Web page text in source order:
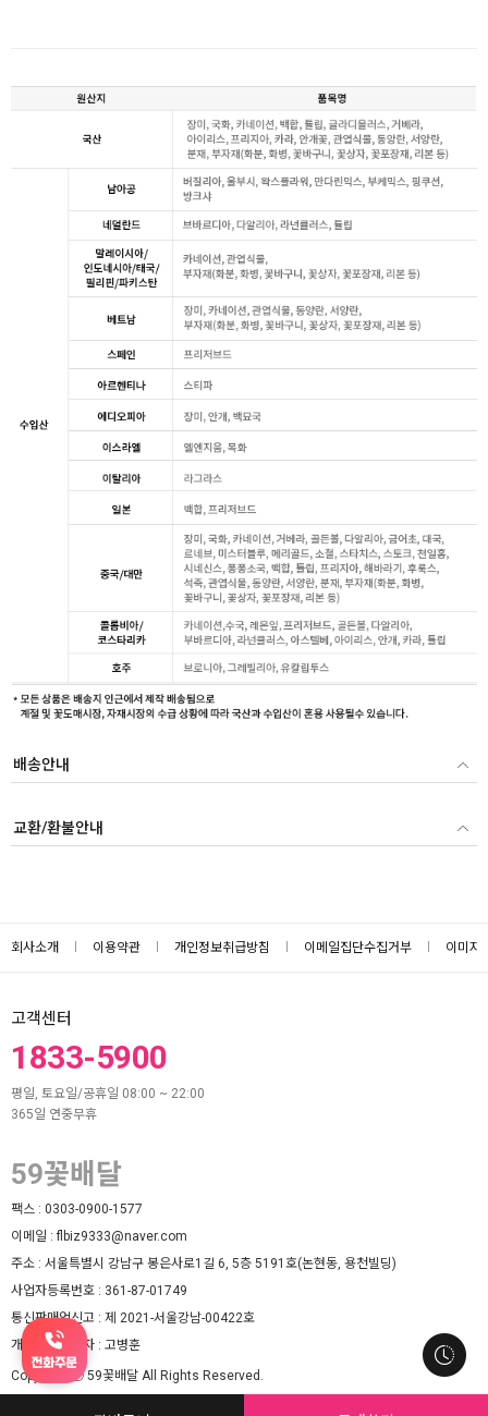
배송안내
교환/환불안내
회사소개 이용약관 개인정보취급방침 이메일집단수집거부 이미지
고객센터
1833-5900
평일, 토요일/공휴일 08:00 ~ 22:00
365일 연중무휴
59꽃배달
팩스 : 0303-0900-1577
이메일 :flbiz9333@naver.com
주소 : 서울특별시 강남구 봉은사로1길 6, 5층 5191호(논현동, 용천빌딩)
사업자등록번호 : 361-87-01749
통신판매업신고 : 제 2021-서울강남-00422호
개인정보책임자 : 고병훈
Copyright ⓒ 59꽃배달 All Rights Reserved.